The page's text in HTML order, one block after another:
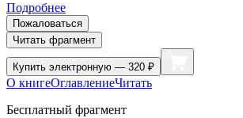
Подробнее
Пожаловаться
Читать фрагмент
Купить электронную — 320 ₽
О книгеОглавлениеЧитать
Бесплатный фрагмент